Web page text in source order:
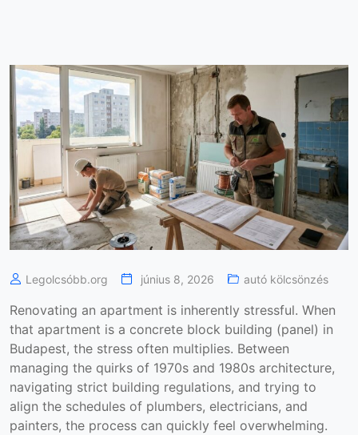
Legolcsóbb.org június 8, 2026 autó kölcsönzés
Renovating an apartment is inherently stressful. When
that apartment is a concrete block building (panel) in
Budapest, the stress often multiplies. Between
managing the quirks of 1970s and 1980s architecture,
navigating strict building regulations, and trying to
align the schedules of plumbers, electricians, and
painters, the process can quickly feel overwhelming.